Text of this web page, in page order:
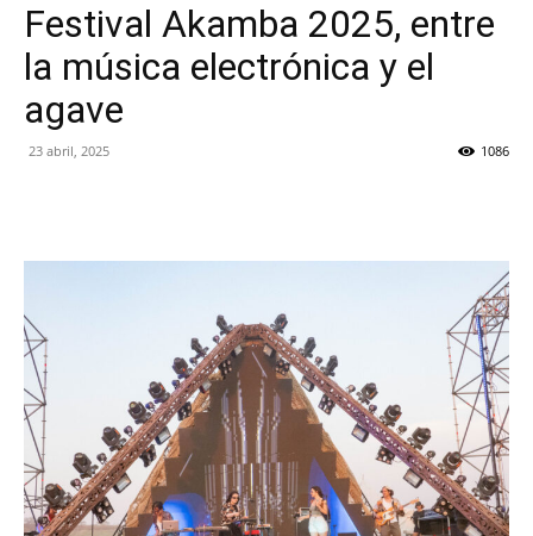
Festival Akamba 2025, entre
la música electrónica y el
agave
23 abril, 2025 1086